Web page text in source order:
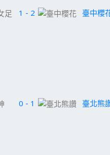
1 - 2 臺中櫻
0 - 1 臺北熊